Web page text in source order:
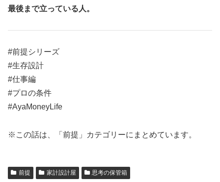
最後まで立っている人。
#前提シリーズ
#生存設計
#仕事編
#プロの条件
#AyaMoneyLife
※この話は、「前提」カテゴリーにまとめています。
前提 家計設計屋 思考の保管箱